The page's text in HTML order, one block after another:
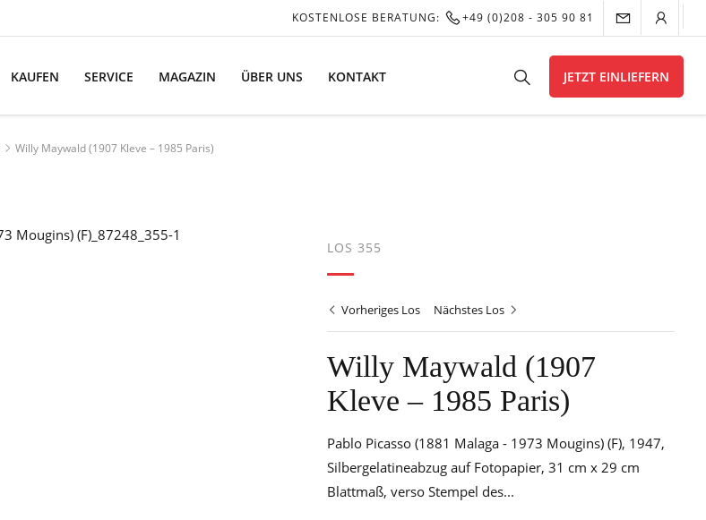
KOSTENLOSE BERATUNG: +49 (0)208 - 305 90 81
KAUFEN SERVICE MAGAZIN ÜBER UNS KONTAKT JETZT EINLIEFERN
Willy Maywald (1907 Kleve – 1985 Paris)
LOS 355
Vorheriges Los Nächstes Los
Willy Maywald (1907
Kleve – 1985 Paris)
Pablo Picasso (1881 Malaga - 1973 Mougins) (F), 1947,
Silbergelatineabzug auf Fotopapier, 31 cm x 29 cm
Blattmaß, verso Stempel des...